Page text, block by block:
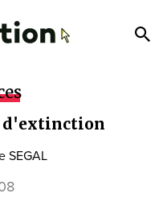
d'extinction
SEGAL